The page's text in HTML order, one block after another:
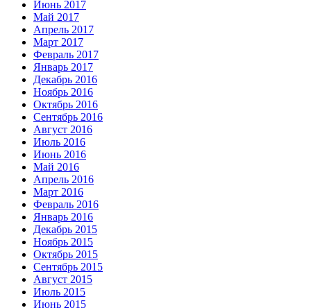
Июнь 2017
Май 2017
Апрель 2017
Март 2017
Февраль 2017
Январь 2017
Декабрь 2016
Ноябрь 2016
Октябрь 2016
Сентябрь 2016
Август 2016
Июль 2016
Июнь 2016
Май 2016
Апрель 2016
Март 2016
Февраль 2016
Январь 2016
Декабрь 2015
Ноябрь 2015
Октябрь 2015
Сентябрь 2015
Август 2015
Июль 2015
Июнь 2015